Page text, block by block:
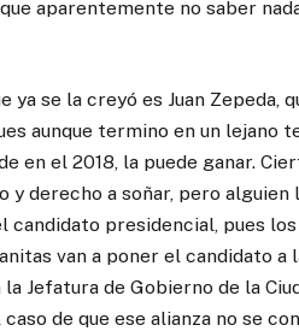
aparentemente no saber
ya se la creyó es Juan Zepeda,
aunque termino en un lejano
en el 2018, la puede ganar.
y derecho a soñar, pero
candidato presidencial, pues
van a poner el candidato
Jefatura de Gobierno de la
de que ese alianza no se